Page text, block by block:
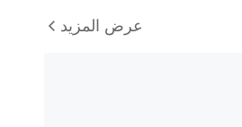
عرض المزيد